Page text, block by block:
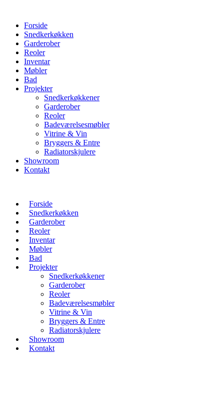
Forside
Snedkerkøkken
Garderober
Reoler
Inventar
Møbler
Bad
Projekter
Snedkerkøkkener
Garderober
Reoler
Badeværelsesmøbler
Vitrine & Vin
Bryggers & Entre
Radiatorskjulere
Showroom
Kontakt
Forside
Snedkerkøkken
Garderober
Reoler
Inventar
Møbler
Bad
Projekter
Snedkerkøkkener
Garderober
Reoler
Badeværelsesmøbler
Vitrine & Vin
Bryggers & Entre
Radiatorskjulere
Showroom
Kontakt